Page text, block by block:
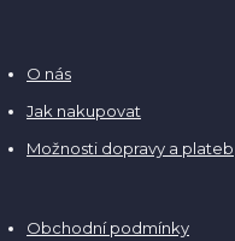
O nás
Jak nakupovat
Možnosti dopravy a plateb
Obchodní podmínky